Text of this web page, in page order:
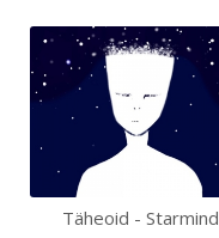
Täheoid - Starmind